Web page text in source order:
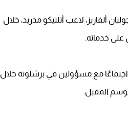
ألفاريز، لاعب أتلتيكو مدريد، خلال
على خدماته.
اجتماعًا مع مسؤولين في برشلونة خلال
المقبل.